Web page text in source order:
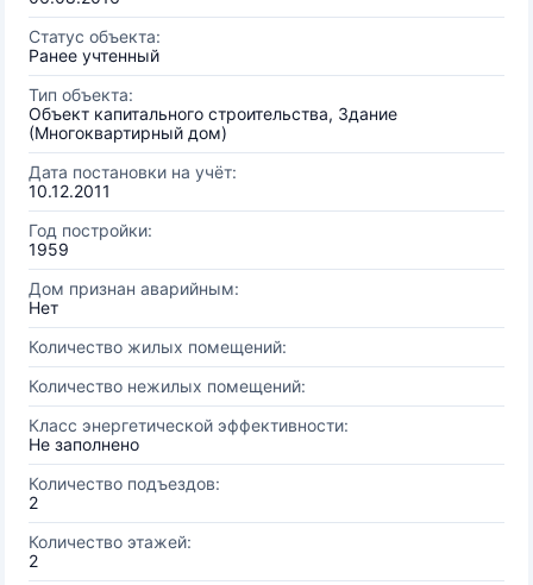
Статус объекта:
Ранее учтенный
Тип объекта:
Объект капитального строительства, Здание
(Многоквартирный дом)
Дата постановки на учёт:
10.12.2011
Год постройки:
1959
Дом признан аварийным:
Нет
Количество жилых помещений:
Количество нежилых помещений:
Класс энергетической эффективности:
Не заполнено
Количество подъездов:
2
Количество этажей:
2